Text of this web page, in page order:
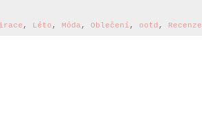
, Léto , Móda , Oblečení , ootd , Recenze